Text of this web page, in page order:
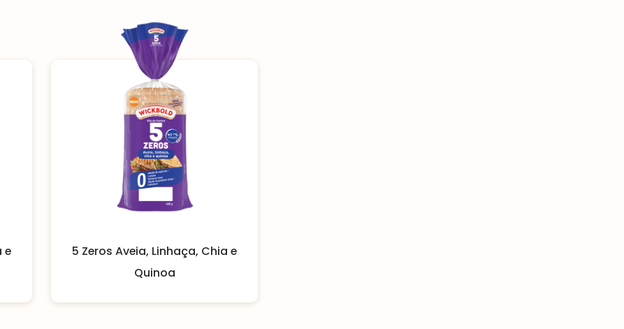
e
5 Zeros Aveia, Linhaça, Chia e
Quinoa